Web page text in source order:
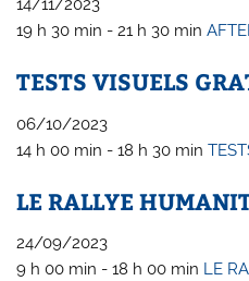
14/11/2023
19 h 30 min - 21 h 30 min
TESTS VISUELS
06/10/2023
14 h 00 min - 18 h 30 min
LE RALLYE
24/09/2023
9 h 00 min - 18 h 00 min LE